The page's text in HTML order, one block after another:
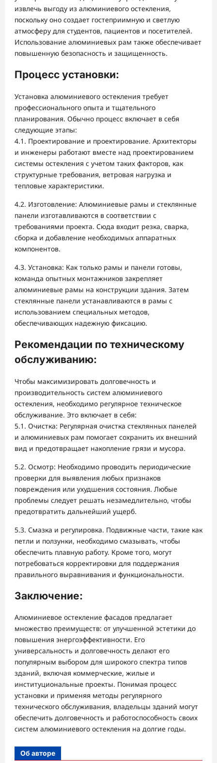
извлечь выгоду из алюминиевого остекления,
поскольку оно создает гостеприимную и светлую
атмосферу для студентов, пациентов и посетителей.
Использование алюминиевых рам также обеспечивает
повышенную безопасность и защищенность.
Процесс установки:
Установка алюминиевого остекления требует
профессионального опыта и тщательного
планирования. Обычно процесс включает в себя
следующие этапы:
4.1. Проектирование и проектирование. Архитекторы
и инженеры работают вместе над проектированием
системы остекления с учетом таких факторов, как
структурные требования, ветровая нагрузка и
тепловые характеристики.
4.2. Изготовление: Алюминиевые рамы и стеклянные
панели изготавливаются в соответствии с
требованиями проекта. Сюда входит резка, сварка,
сборка и добавление необходимых аппаратных
компонентов.
4.3. Установка: Как только рамы и панели готовы,
команда опытных монтажников закрепляет
алюминиевые рамы на конструкции здания. Затем
стеклянные панели устанавливаются в рамы с
использованием специальных методов,
обеспечивающих надежную фиксацию.
Рекомендации по техническому
обслуживанию:
Чтобы максимизировать долговечность и
производительность систем алюминиевого
остекления, необходимо регулярное техническое
обслуживание. Это включает в себя:
5.1. Очистка: Регулярная очистка стеклянных панелей
и алюминиевых рам помогает сохранить их внешний
вид и предотвращает накопление грязи и мусора.
5.2. Осмотр: Необходимо проводить периодические
проверки для выявления любых признаков
повреждения или ухудшения состояния. Любые
проблемы следует решать незамедлительно, чтобы
предотвратить дальнейший ущерб.
5.3. Смазка и регулировка. Подвижные части, такие как
петли и ползунки, необходимо смазывать, чтобы
обеспечить плавную работу. Кроме того, могут
потребоваться корректировки для поддержания
правильного выравнивания и функциональности.
Заключение:
Алюминиевое остекление фасадов предлагает
множество преимуществ: от улучшенной эстетики до
повышения энергоэффективности. Его
универсальность и долговечность делают его
популярным выбором для широкого спектра типов
зданий, включая коммерческие, жилые и
институциональные проекты. Понимая процесс
установки и применяя методы регулярного
технического обслуживания, владельцы зданий могут
обеспечить долговечность и работоспособность своих
систем алюминиевого остекления на долгие годы.
Об авторе